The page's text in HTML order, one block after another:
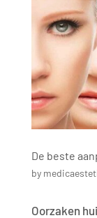
De beste
by
Oorzaken